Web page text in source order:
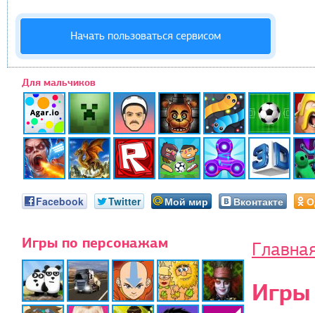
Начать пользоваться сервисом
Для мальчиков
Facebook Twitter Мой мир Вконтакте
Игры по персонажам